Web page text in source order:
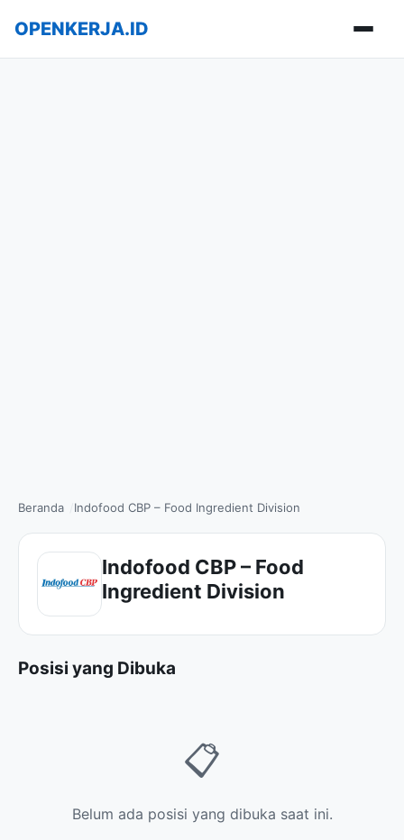
OPENKERJA.ID
Beranda Indofood CBP – Food Ingredient Division
Indofood CBP – Food
Ingredient Division
Posisi yang Dibuka
📋
Belum ada posisi yang dibuka saat ini.